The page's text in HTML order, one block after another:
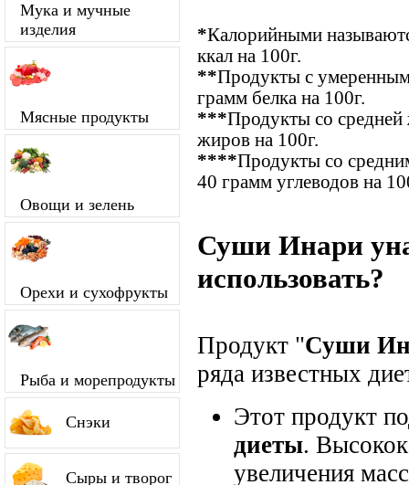
Мука и мучные
изделия
Мясные продукты
Овощи и зелень
Орехи и сухофрукты
Рыба и морепродукты
Снэки
Сыры и творог
*Калорийными
ккал на 100г.
**Продукты с
грамм белка на 100г.
***Продукты со
жиров на 100г.
****Продукты со
40 грамм углеводов на
Суши Инари
использовать?
Продукт "Суши
ряда известных
Этот продукт
диеты.
увеличения